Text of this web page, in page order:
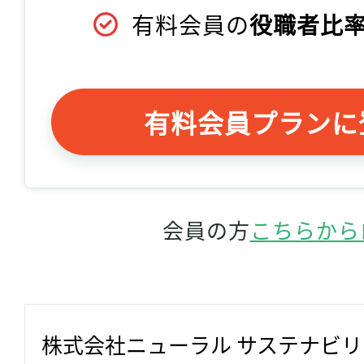
有料会員の役職者比
有料会員プラン
会員の方こちらか
株式会社ニューラル サステナビ